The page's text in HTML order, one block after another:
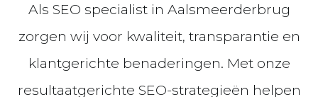
Als SEO specialist in Aalsmeerderbrug
zorgen wij voor kwaliteit, transparantie en
klantgerichte benaderingen. Met onze
resultaatgerichte SEO-strategieën helpen